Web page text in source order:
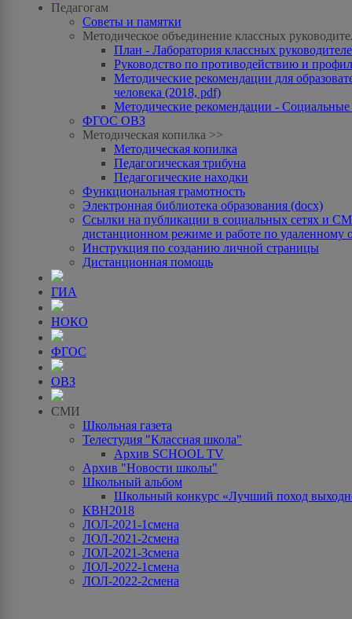
Педагогам
Советы и памятки
Методическое объединение классных
План - Лаборатория классных
Руководство по противодействию и
Методические рекомендации для
человека (2018, pdf)
Методические рекомендации -
ФГОС ОВЗ
Методическая копилка >>
Методическая копилка
Педагогическая трибуна
Педагогические находки
Функциональная грамотность
Электронная библиотека образования (docx)
Ссылки на публикации в социальных сетях и
дистанционном режиме и работе по удаленному
Инструкция по созданию личной страницы
Дистанционная помощь
ГИА
НОКО
ФГОС
ОВЗ
СМИ
Школьная газета
Телестудия "Классная школа"
Архив SCHOOL TV
Архив "Новости школы"
Школьный альбом
Школьный конкурс «Лучший поход
КВН2018
ЛОЛ-2021-1смена
ЛОЛ-2021-2смена
ЛОЛ-2021-3смена
ЛОЛ-2022-1смена
ЛОЛ-2022-2смена